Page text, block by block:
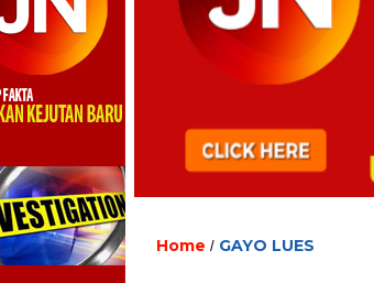
Home / GAYO LUES